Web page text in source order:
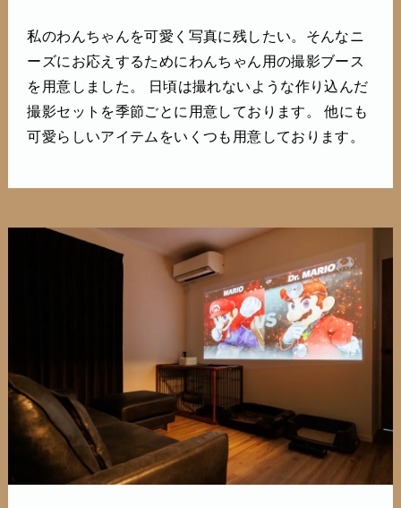
私のわんちゃんを可愛く写真に残したい。そんなニ
ーズにお応えするためにわんちゃん用の撮影ブース
を用意しました。 日頃は撮れないような作り込んだ
撮影セットを季節ごとに用意しております。 他にも
可愛らしいアイテムをいくつも用意しております。